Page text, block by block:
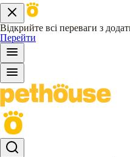
Відкрийте всі переваги з
Перейти